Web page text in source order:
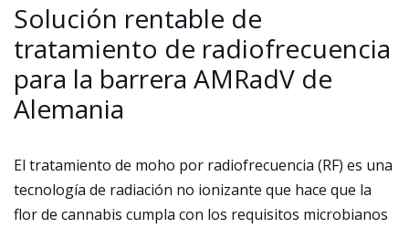
Solución rentable de
tratamiento de radiofrecuencia
para la barrera AMRadV de
Alemania
El tratamiento de moho por radiofrecuencia (RF) es una
tecnología de radiación no ionizante que hace que la
flor de cannabis cumpla con los requisitos microbianos